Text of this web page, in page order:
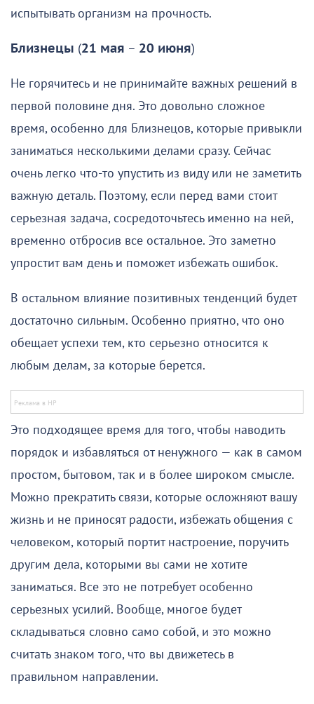
испытывать организм на прочность.
Близнецы (21 мая – 20 июня)
Не горячитесь и не принимайте важных решений в
первой половине дня. Это довольно сложное
время, особенно для Близнецов, которые привыкли
заниматься несколькими делами сразу. Сейчас
очень легко что-то упустить из виду или не заметить
важную деталь. Поэтому, если перед вами стоит
серьезная задача, сосредоточьтесь именно на ней,
временно отбросив все остальное. Это заметно
упростит вам день и поможет избежать ошибок.
В остальном влияние позитивных тенденций будет
достаточно сильным. Особенно приятно, что оно
обещает успехи тем, кто серьезно относится к
любым делам, за которые берется.
Это подходящее время для того, чтобы наводить
порядок и избавляться от ненужного — как в самом
простом, бытовом, так и в более широком смысле.
Можно прекратить связи, которые осложняют вашу
жизнь и не приносят радости, избежать общения с
человеком, который портит настроение, поручить
другим дела, которыми вы сами не хотите
заниматься. Все это не потребует особенно
серьезных усилий. Вообще, многое будет
складываться словно само собой, и это можно
считать знаком того, что вы движетесь в
правильном направлении.